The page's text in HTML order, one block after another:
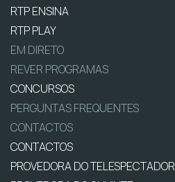
RTP ENSINA
RTP PLAY
EM DIRETO
REVER PROGRAMAS
CONCURSOS
PERGUNTAS FREQUENTES
CONTACTOS
CONTACTOS
PROVEDORA DO TELESPECTADOR